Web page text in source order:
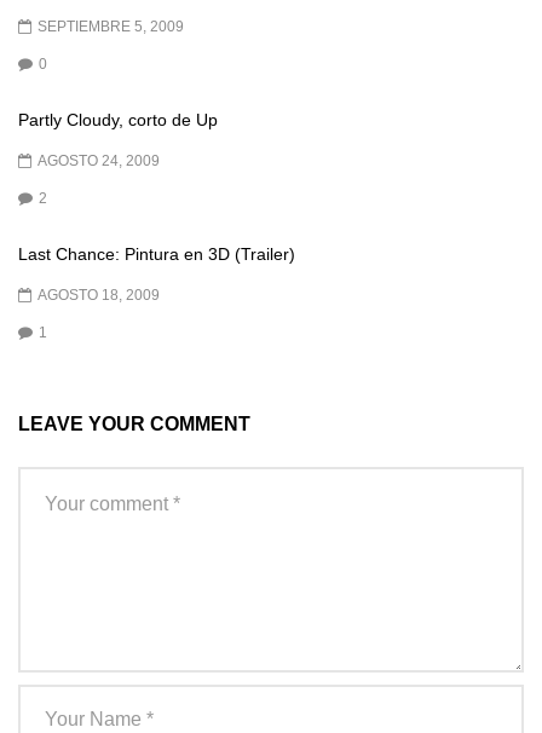
SEPTIEMBRE 5, 2009
0
Partly Cloudy, corto de Up
AGOSTO 24, 2009
2
Last Chance: Pintura en 3D (Trailer)
AGOSTO 18, 2009
1
LEAVE YOUR COMMENT